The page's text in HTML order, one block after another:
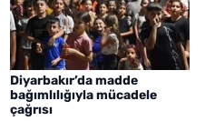
Diyarbakır’da madde
bağımlılığıyla mücadele
çağrısı